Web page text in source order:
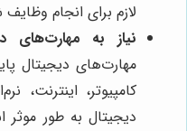
لازم برای انجام وظایف
نیاز به مهارت‌های
مهارت‌های دیجیتال پایه
کامپیوتر، اینترنت،
دیجیتال به طور موثر